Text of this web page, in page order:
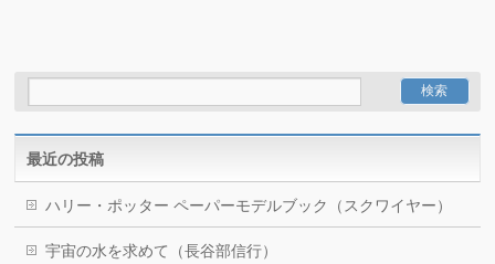
最近の投稿
ハリー・ポッター ペーパーモデルブック（スクワイヤー）
宇宙の水を求めて（長谷部信行）